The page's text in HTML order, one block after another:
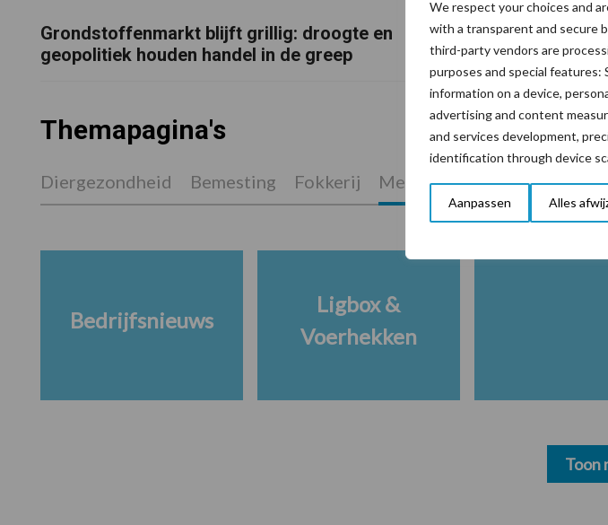
We respect your choices and
with a transparent and secure
third-party vendors are
purposes and special features:
information on a device,
advertising and content
and services development,
identification through device
Aanpassen Alles
Grondstoffenmarkt blijft grillig: droogte en
geopolitiek houden handel in de greep
De speenhuid: een
risicofactor voor
Themapagina's
Diergezondheid Bemesting Fokkerij Melkveebedrijf Veevoer
Bedrijfsnieuws
Ligbox &
Voerhekken
Toon